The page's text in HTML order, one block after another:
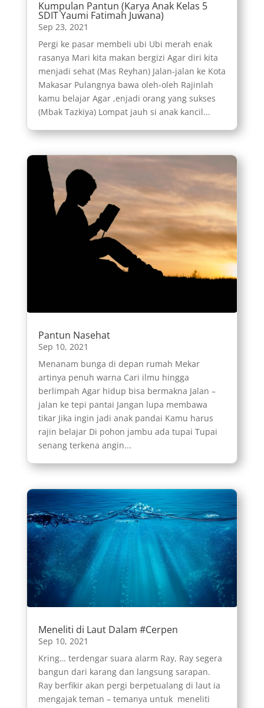
Kumpulan Pantun (Karya Anak Kelas 5
SDIT Yaumi Fatimah Juwana)
Sep 23, 2021
Pergi ke pasar membeli ubi Ubi merah enak
rasanya Mari kita makan bergizi Agar diri kita
menjadi sehat (Mas Reyhan) Jalan-jalan ke Kota
Makasar Pulangnya bawa oleh-oleh Rajinlah
kamu belajar Agar ,enjadi orang yang sukses
(Mbak Tazkiya) Lompat jauh si anak kancil...
Pantun Nasehat
Sep 10, 2021
Menanam bunga di depan rumah Mekar
artinya penuh warna Cari ilmu hingga
berlimpah Agar hidup bisa bermakna Jalan –
jalan ke tepi pantai Jangan lupa membawa
tikar Jika ingin jadi anak pandai Kamu harus
rajin belajar Di pohon jambu ada tupai Tupai
senang terkena angin...
Meneliti di Laut Dalam #Cerpen
Sep 10, 2021
Kring… terdengar suara alarm Ray, Ray segera
bangun dari karang dan langsung sarapan.
Ray berfikir akan pergi berpetualang di laut ia
mengajak teman – temanya untuk meneliti